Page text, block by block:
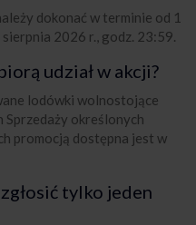
dokonać w terminie od 1
2026 r., godz. 23:59.
udział w akcji?
lodówki wolnostojące
Sprzedaży określonych
promocją dostępna jest w
tylko jeden